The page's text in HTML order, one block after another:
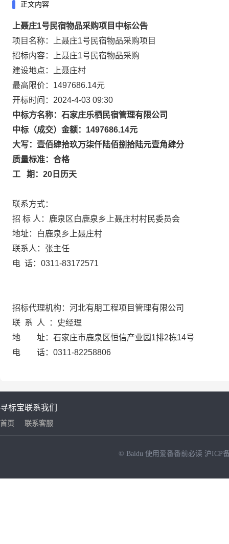
正文内容
上聂庄1号民宿物品采购项目中标公告
项目名称：上聂庄1号民宿物品采购项目
招标内容：上聂庄1号民宿物品采购
建设地点：上聂庄村
最高限价：1497686.14元
开标时间：2024-4-03 09:30
中标方名称：石家庄乐栖民宿管理有限公司
中标（成交）金额：1497686.14元
大写：壹佰肆拾玖万柒仟陆佰捌拾陆元壹角肆分
质量标准：合格
工 期：20日历天
联系方式：
招 标 人：鹿泉区白鹿泉乡上聂庄村村民委员会
地址：白鹿泉乡上聂庄村
联系人：张主任
电 话：0311-83172571
招标代理机构：河北有朋工程项目管理有限公司
联 系 人 ：史经理
地 址：石家庄市鹿泉区恒信产业园1排2栋14号
电 话：0311-82258806
寻标宝
首页
联系我们
联系客服
© Baidu 使用爱番番前必读 沪ICP